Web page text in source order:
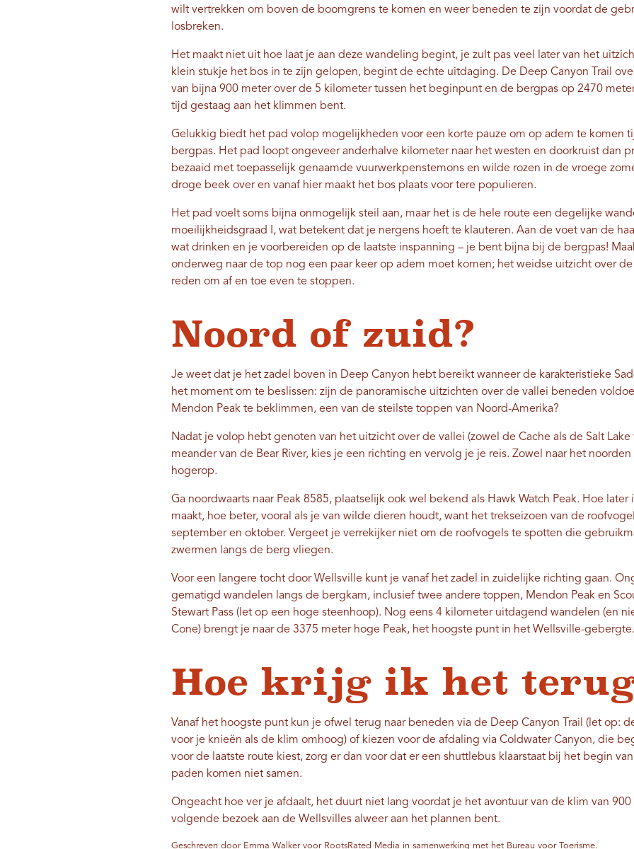
wilt vertrekken om boven de boomgrens te komen en weer beneden te zijn voordat de
losbreken.
Het maakt niet uit hoe laat je aan deze wandeling begint, je zult pas veel later van het
klein stukje het bos in te zijn gelopen, begint de echte uitdaging. De Deep Canyon Trail
van bijna 900 meter over de 5 kilometer tussen het beginpunt en de bergpas op 2470
tijd gestaag aan het klimmen bent.
Gelukkig biedt het pad volop mogelijkheden voor een korte pauze om op adem te komen
bergpas. Het pad loopt ongeveer anderhalve kilometer naar het westen en doorkruist dan
bezaaid met toepasselijk genaamde vuurwerkpenstemons en wilde rozen in de vroege
droge beek over en vanaf hier maakt het bos plaats voor tere populieren.
Het pad voelt soms bijna onmogelijk steil aan, maar het is de hele route een degelijke
moeilijkheidsgraad I, wat betekent dat je nergens hoeft te klauteren. Aan de voet van de
wat drinken en je voorbereiden op de laatste inspanning – je bent bijna bij de bergpas!
onderweg naar de top nog een paar keer op adem moet komen; het weidse uitzicht over
reden om af en toe even te stoppen.
Noord of zuid?
Je weet dat je het zadel boven in Deep Canyon hebt bereikt wanneer de karakteristieke
het moment om te beslissen: zijn de panoramische uitzichten over de vallei beneden
Mendon Peak te beklimmen, een van de steilste toppen van Noord-Amerika?
Nadat je volop hebt genoten van het uitzicht over de vallei (zowel de Cache als de Salt
meander van de Bear River, kies je een richting en vervolg je je reis. Zowel naar het
hogerop.
Ga noordwaarts naar Peak 8585, plaatselijk ook wel bekend als Hawk Watch Peak. Hoe
maakt, hoe beter, vooral als je van wilde dieren houdt, want het trekseizoen van de
september en oktober. Vergeet je verrekijker niet om de roofvogels te spotten die
zwermen langs de berg vliegen.
Voor een langere tocht door Wellsville kunt je vanaf het zadel in zuidelijke richting gaan.
gematigd wandelen langs de bergkam, inclusief twee andere toppen, Mendon Peak en
Stewart Pass (let op een hoge steenhoop). Nog eens 4 kilometer uitdagend wandelen (en
Cone) brengt je naar de 3375 meter hoge Peak, het hoogste punt in het Wellsville-gebergte.
Hoe krijg ik het
Vanaf het hoogste punt kun je ofwel terug naar beneden via de Deep Canyon Trail (let op:
voor je knieën als de klim omhoog) of kiezen voor de afdaling via Coldwater Canyon, die
voor de laatste route kiest, zorg er dan voor dat er een shuttlebus klaarstaat bij het begin
paden komen niet samen.
Ongeacht hoe ver je afdaalt, het duurt niet lang voordat je het avontuur van de klim van
volgende bezoek aan de Wellsvilles alweer aan het plannen bent.
Geschreven door Emma Walker voor RootsRated Media in samenwerking met het Bureau voor Toerisme.